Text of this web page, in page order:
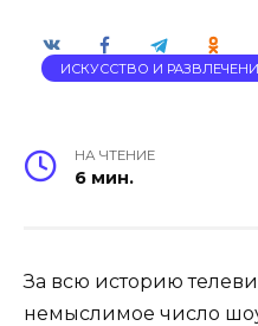
ИСКУССТВО И
НА ЧТЕНИЕ
6 мин.
За всю историю
немыслимое число